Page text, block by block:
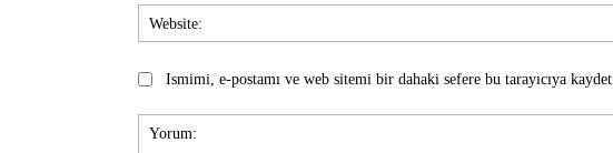
Ismimi, e-postamı ve web sitemi bir dahaki sefere bu tarayıcıya kaydet.